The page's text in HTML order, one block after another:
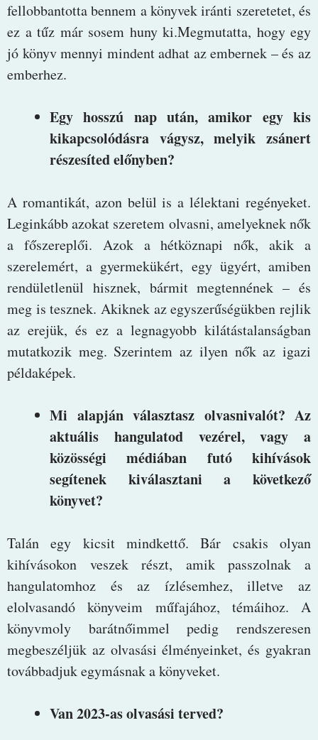
fellobbantotta bennem a könyvek iránti szeretetet, és
ez a tűz már sosem huny ki.Megmutatta, hogy egy
jó könyv mennyi mindent adhat az embernek – és az
emberhez.
Egy hosszú nap után, amikor egy kis
kikapcsolódásra vágysz, melyik zsánert
részesíted előnyben?
A romantikát, azon belül is a lélektani regényeket.
Leginkább azokat szeretem olvasni, amelyeknek nők
a főszereplői. Azok a hétköznapi nők, akik a
szerelemért, a gyermekükért, egy ügyért, amiben
rendületlenül hisznek, bármit megtennének – és
meg is tesznek. Akiknek az egyszerűségükben rejlik
az erejük, és ez a legnagyobb kilátástalanságban
mutatkozik meg. Szerintem az ilyen nők az igazi
példaképek.
Mi alapján választasz olvasnivalót? Az
aktuális hangulatod vezérel, vagy a
közösségi médiában futó kihívások
segítenek kiválasztani a következő
könyvet?
Talán egy kicsit mindkettő. Bár csakis olyan
kihívásokon veszek részt, amik passzolnak a
hangulatomhoz és az ízlésemhez, illetve az
elolvasandó könyveim műfajához, témáihoz. A
könyvmoly barátnőimmel pedig rendszeresen
megbeszéljük az olvasási élményeinket, és gyakran
továbbadjuk egymásnak a könyveket.
Van 2023-as olvasási terved?